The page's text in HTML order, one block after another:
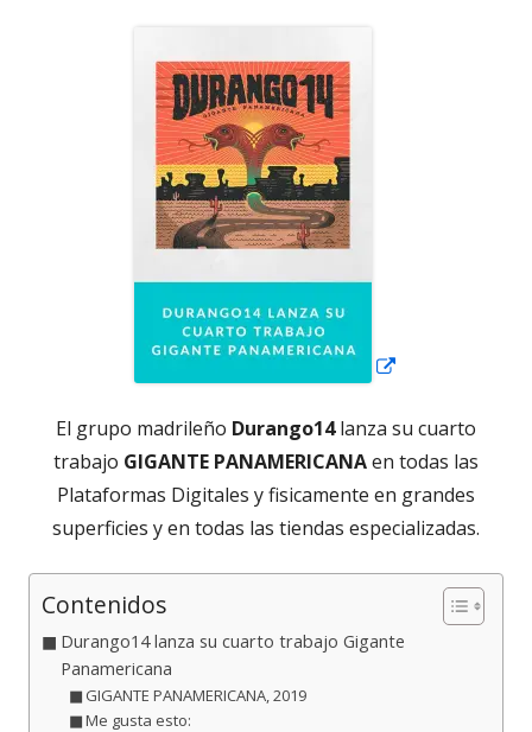
El grupo madrileño Durango14lanza su cuarto
trabajo GIGANTE PANAMERICANAen todas las
Plataformas Digitales y fisicamente en grandes
superficies y en todas las tiendas especializadas.
Contenidos
Durango14 lanza su cuarto trabajo Gigante
Panamericana
GIGANTE PANAMERICANA, 2019
Me gusta esto: